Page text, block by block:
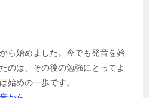
ら始めました。今でも発音を始
のは、その後の勉強にとってよ
始めの一歩です。